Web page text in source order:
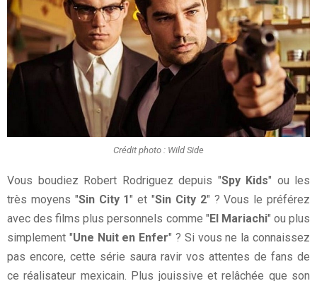
Crédit photo : Wild Side
Vous boudiez Robert Rodriguez depuis "Spy Kids" ou les
très moyens "Sin City 1" et "Sin City 2" ? Vous le préférez
avec des films plus personnels comme "El Mariachi" ou plus
simplement "Une Nuit en Enfer" ? Si vous ne la connaissez
pas encore, cette série saura ravir vos attentes de fans de
ce réalisateur mexicain. Plus jouissive et relâchée que son